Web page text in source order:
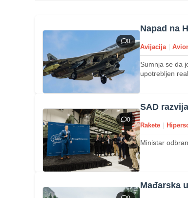
0
Napad na
Avijacija
Sumnja se da
upotrebljen
0
SAD
Rakete
Ministar
Mađarska